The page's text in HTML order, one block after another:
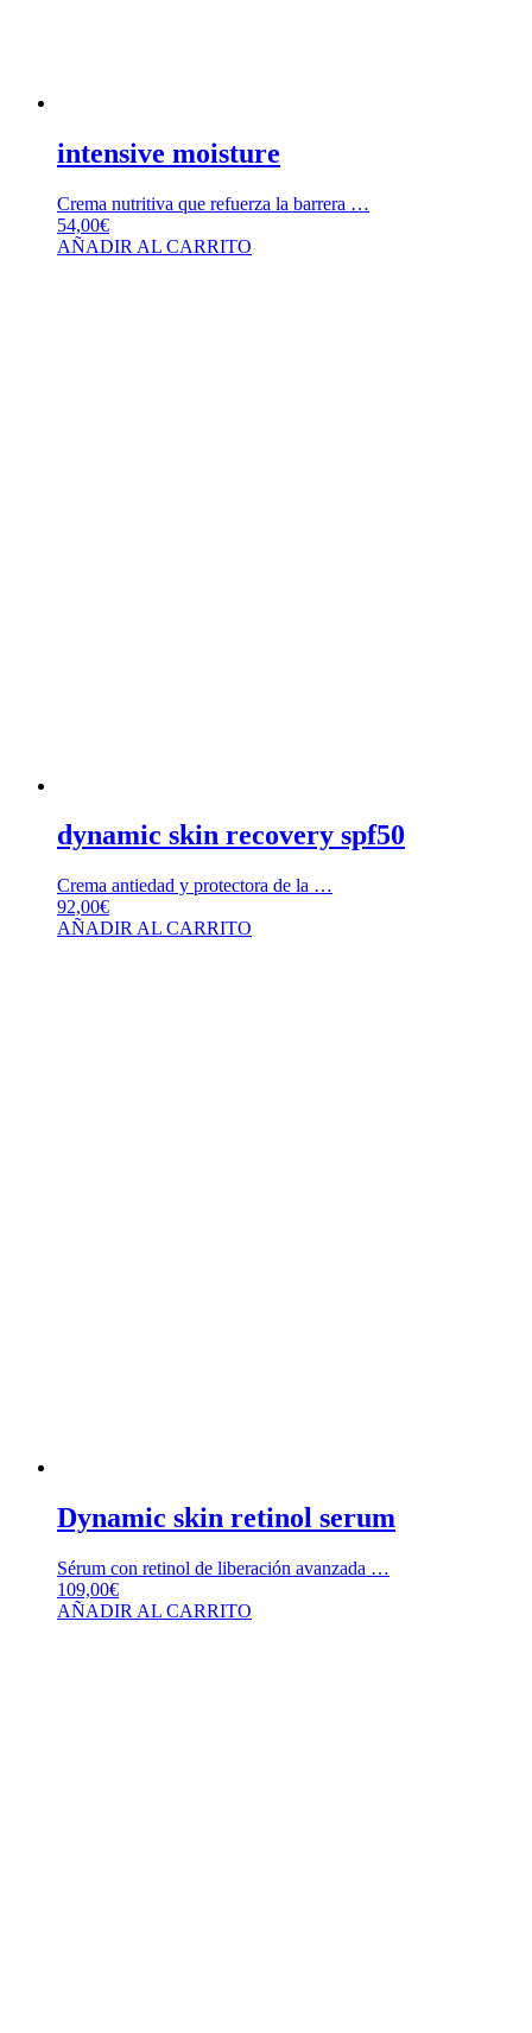
intensive moisture
Crema nutritiva que refuerza la barrera …
54,00€
AÑADIR AL CARRITO
dynamic skin recovery spf50
Crema antiedad y protectora de la …
92,00€
AÑADIR AL CARRITO
Dynamic skin retinol serum
Sérum con retinol de liberación avanzada …
109,00€
AÑADIR AL CARRITO